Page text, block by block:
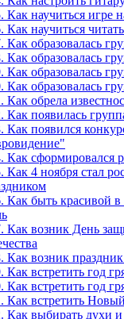
Как научиться игре
Как научиться
Как образовалась
Как образовалась
Как образовалась
Как образовалась
Как обрела
Как появилась
Как появился
Как сформировался
Как 4 ноября стал
Как быть красивой
Как возник День
Как возник
Как встретить год
Как встретить год
Как встретить
Как выбирать духи